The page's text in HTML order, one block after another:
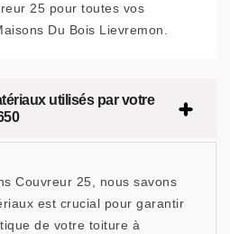
25 pour toutes vos
Du Bois Lievremon.
utilisés par votre
Couvreur 25, nous savons
est crucial pour garantir
de votre toiture à